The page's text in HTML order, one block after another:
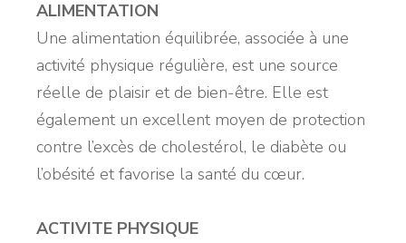
ALIMENTATION
Une alimentation équilibrée, associée à une
activité physique régulière, est une source
réelle de plaisir et de bien-être. Elle est
également un excellent moyen de protection
contre l’excès de cholestérol, le diabète ou
l’obésité et favorise la santé du cœur.
ACTIVITE PHYSIQUE